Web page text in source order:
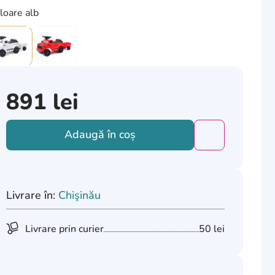
alb
891 lei
Adaugă în coș
Livrare în: Chişinău
Livrare prin curier 50 lei